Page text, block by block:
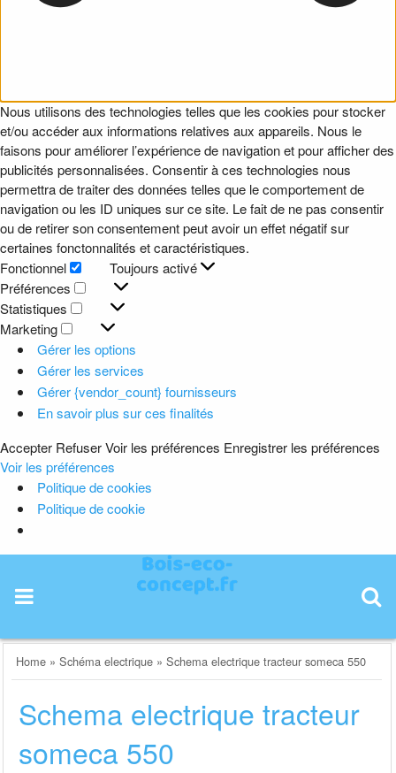
Nous utilisons des technologies telles que les cookies pour stocker
et/ou accéder aux informations relatives aux appareils. Nous le
faisons pour améliorer l’expérience de navigation et pour afficher des
publicités personnalisées. Consentir à ces technologies nous
permettra de traiter des données telles que le comportement de
navigation ou les ID uniques sur ce site. Le fait de ne pas consentir
ou de retirer son consentement peut avoir un effet négatif sur
certaines fonctonnalités et caractéristiques.
Fonctionnel
Fonctionnel
Toujours activé
Préférences
Préférences
Statistiques
Statistiques
Marketing
Marketing
Gérer les options
Gérer les services
Gérer {vendor_count} fournisseurs
En savoir plus sur ces finalités
Accepter RefuserVoir les préférences Enregistrer les préférences
Voir les préférences
Politique de cookies
Politique de cookie
content
Home »Schéma electrique »Schema electrique tracteur someca 550
Schema electrique tracteur
someca 550